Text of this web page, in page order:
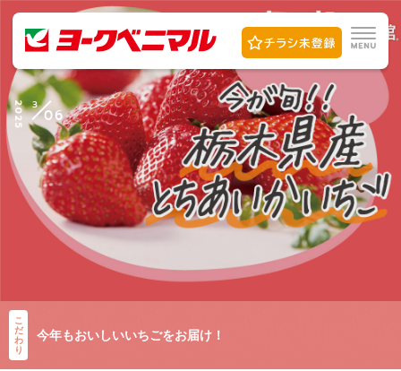
2025 3
06
こ
だ
わ
り
今年もおいしいいちごをお届け！